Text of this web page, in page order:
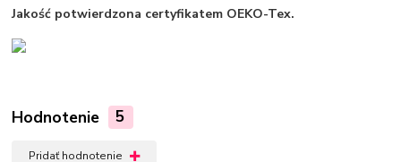
Jakość potwierdzona certyfikatem OEKO-Tex.
Hodnotenie 5
Pridať hodnotenie